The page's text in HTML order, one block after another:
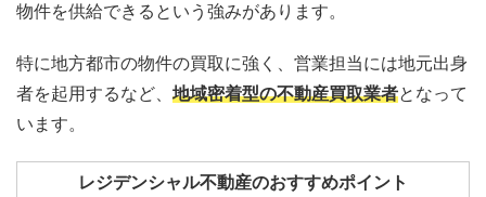
物件を供給できるという強みがあります。
特に地方都市の物件の買取に強く、営業担当には地元出身
者を起用するなど、 地域密着型の不動産買取業者となって
います。
レジデンシャル不動産のおすすめポイント